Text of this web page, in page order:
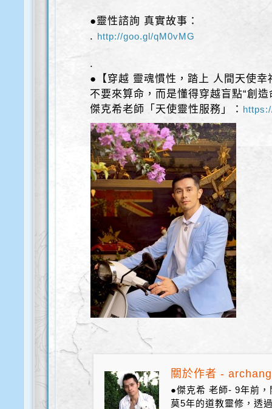
●靈性諮詢 真實故事：
. http://goo.gl/qM0vMG
.
●【穿越 靈魂慣性，踏上 人間天使幸
不要來算命，而是懂得穿越盲點“創造
傑克希老師「天使靈性服務」：
關於作者 -
●傑克希 老師- 9年前
莫5年的道教靈修，透